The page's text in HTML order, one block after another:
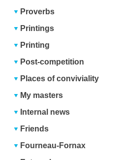
Proverbs
Printings
Printing
Post-competition
Places of conviviality
My masters
Internal news
Friends
Fourneau-Fornax